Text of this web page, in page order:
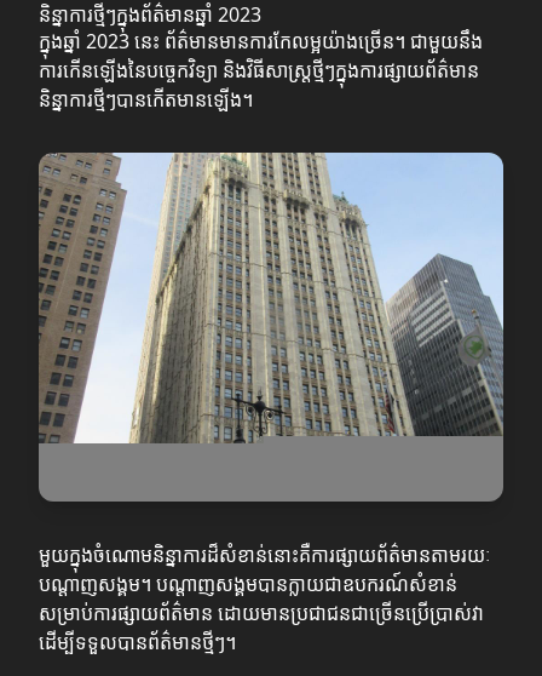
និន្នាការថ្មីៗក្នុងព័ត៌មានឆ្នាំ 2023
ក្នុងឆ្នាំ 2023 នេះ ព័ត៌មានមានការកែលម្អយ៉ាងច្រើន។ ជាមួយនឹង
ការកើនឡើងនៃបច្ចេកវិទ្យា និងវិធីសាស្ត្រថ្មីៗក្នុងការផ្សាយព័ត៌មាន
និន្នាការថ្មីៗបានកើតមានឡើង។
មួយក្នុងចំណោមនិន្នាការដ៏សំខាន់នោះគឺការផ្សាយព័ត៌មានតាមរយៈ
បណ្តាញសង្គម។ បណ្តាញសង្គមបានក្លាយជាឧបករណ៍សំខាន់
សម្រាប់ការផ្សាយព័ត៌មាន ដោយមានប្រជាជនជាច្រើនប្រើប្រាស់វា
ដើម្បីទទួលបានព័ត៌មានថ្មីៗ។